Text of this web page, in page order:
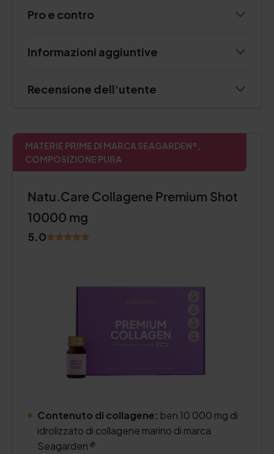
Pro e contro
Informazioni aggiuntive
Recensione dell'utente
MATERIE PRIME DI MARCA SEAGARDEN®,
COMPOSIZIONE PURA
Natu.Care Collagene Premium Shot
10000 mg
5.0
Contenuto di collagene: ben 10 000 mg di
idrolizzato di collagene marino di marca
Seagarden®